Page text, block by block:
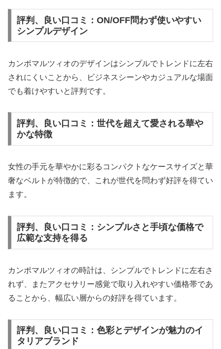
評判、良い口コミ：ON/OFF問わず使いやすい
シンプルデザイン
カンポマルツィオのデザインはシンプルでトレンドに左右
されにくいことから、ビジネスシーンやカジュアルな場面
でも着けやすいと評判です。
評判、良い口コミ：世代を超えて愛される華や
かな特徴
女性の手元を華やかに彩るコンパクトなケースサイズと華
奢なベルトが特徴的で、これが世代を問わず好評を得てい
ます。
評判、良い口コミ：シンプルさと手頃な価格で
広範な支持を得る
カンポマルツィオの時計は、シンプルでトレンドに左右さ
れず、またアクセサリー感覚で取り入れやすい価格帯であ
ることから、幅広い層からの好評を得ています。
評判、良い口コミ：色彩とデザインが魅力のイ
タリアブランド